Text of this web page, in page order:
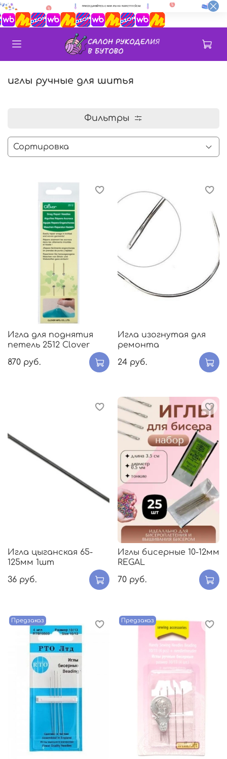
иглы ручные для шитья
Фильтры
Игла для поднятия
петель 2512 Clover
870 руб.
Игла изогнутая для
ремонта
24 руб.
Игла цыганская 65-
125мм 1шт
36 руб.
Иглы бисерные 10-12мм
REGAL
70 руб.
Предзаказ Предзаказ